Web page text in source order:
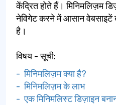
केंद्रित होते हैं। मिनिमलिज़म
नेविगेट करने में आसान वेबसाइटें
है।
विषय - सूची:
- मिनिमलिज़म क्या है?
- मिनिमलिज़म के लाभ
- एक मिनिमलिस्ट डिज़ाइन